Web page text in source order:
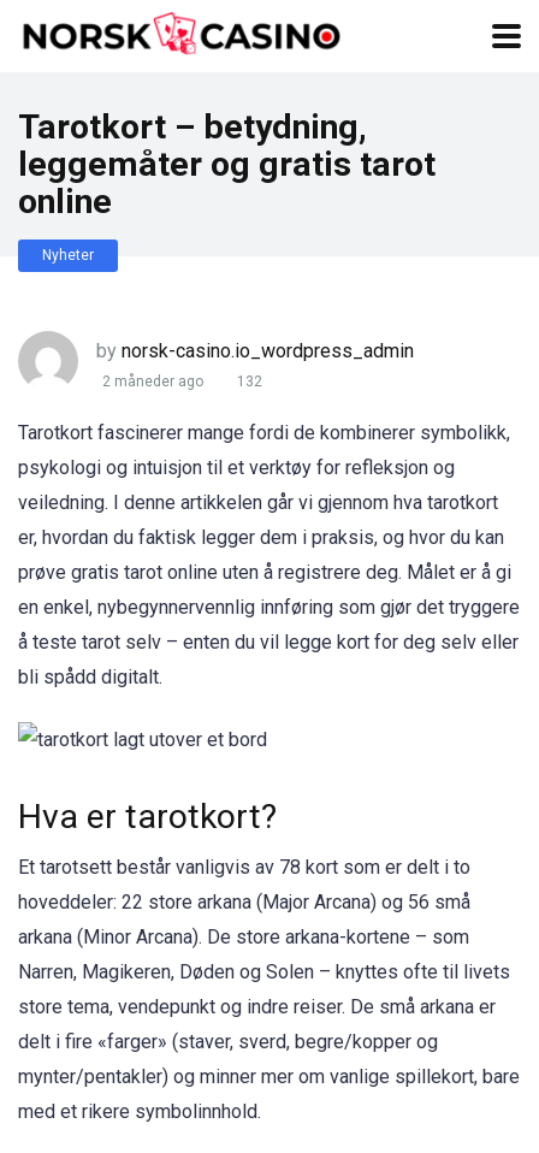
Tarotkort – betydning,
leggemåter og gratis tarot
online
Nyheter
by norsk-casino.io_wordpress_admin
2 måneder ago 132
Tarotkort fascinerer mange fordi de kombinerer symbolikk,
psykologi og intuisjon til et verktøy for refleksjon og
veiledning. I denne artikkelen går vi gjennom hva tarotkort
er, hvordan du faktisk legger dem i praksis, og hvor du kan
prøve gratis tarot online uten å registrere deg. Målet er å gi
en enkel, nybegynnervennlig innføring som gjør det tryggere
å teste tarot selv – enten du vil legge kort for deg selv eller
bli spådd digitalt.
Hva er tarotkort?
Et tarotsett består vanligvis av 78 kort som er delt i to
hoveddeler: 22 store arkana (Major Arcana) og 56 små
arkana (Minor Arcana). De store arkana-kortene – som
Narren, Magikeren, Døden og Solen – knyttes ofte til livets
store tema, vendepunkt og indre reiser. De små arkana er
delt i fire «farger» (staver, sverd, begre/kopper og
mynter/pentakler) og minner mer om vanlige spillekort, bare
med et rikere symbolinnhold.